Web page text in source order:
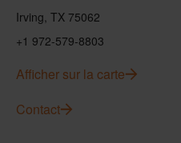
Irving, TX 75062
+1 972-579-8803
Afficher sur la carte
Contact